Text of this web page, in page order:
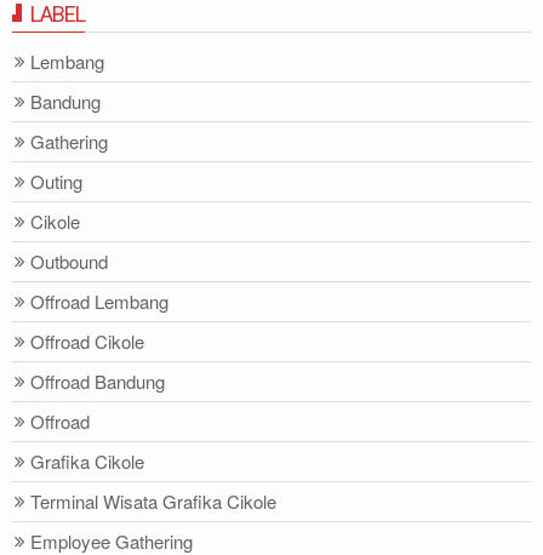
LABEL
Lembang
Bandung
Gathering
Outing
Cikole
Outbound
Offroad Lembang
Offroad Cikole
Offroad Bandung
Offroad
Grafika Cikole
Terminal Wisata Grafika Cikole
Employee Gathering